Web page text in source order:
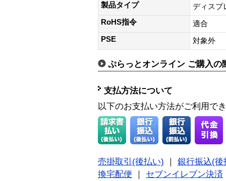
製品タイプ
ディスプ
RoHS指令
適合
PSE
対象外
ぷらっとオンライン ご購入の
支払方法について
以下のお支払い方法がご利用で
売掛取引(後払い) ｜ 銀行振込(後
換宅配便 ｜ セブンイレブン決済